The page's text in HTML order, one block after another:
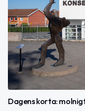
Dagens korta: